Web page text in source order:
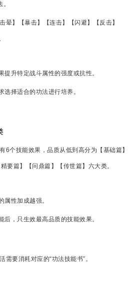
晕】【暴击】【连击】【闪避】【反击】
提升特定战斗属性的强度或抗性。
选择适合的功法进行培养。
6个技能效果，品质从低到高分为【基础篇】
要篇】【问鼎篇】【传世篇】六大类。
属性加成越强。
后，只生效最高品质的技能效果。
需要消耗对应的“功法技能书”。